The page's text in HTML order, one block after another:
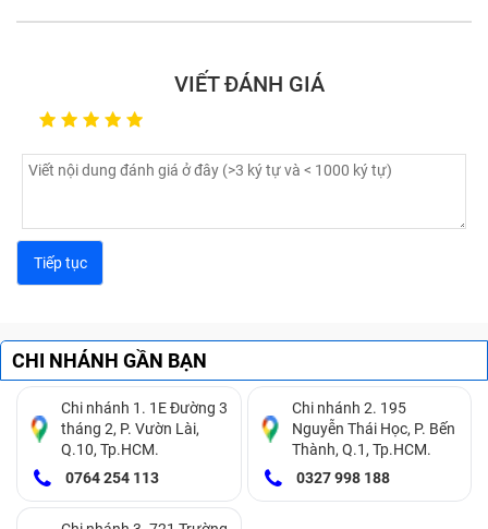
VIẾT ĐÁNH GIÁ
CHI NHÁNH GẦN BẠN
Chi nhánh 1. 1E Đường 3
tháng 2, P. Vườn Lài,
Q.10, Tp.HCM.
0764 254 113
Chi nhánh 2. 195
Nguyễn Thái Học, P. Bến
Thành, Q.1, Tp.HCM.
0327 998 188